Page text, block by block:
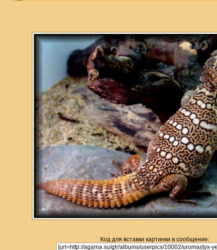
Код для вставки картинки в сообщение: